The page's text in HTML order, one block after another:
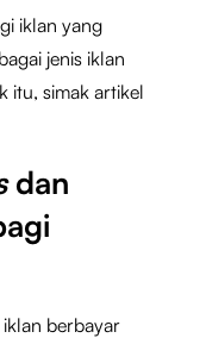
iklan yang
jenis iklan
itu, simak artikel
dan
berbayar